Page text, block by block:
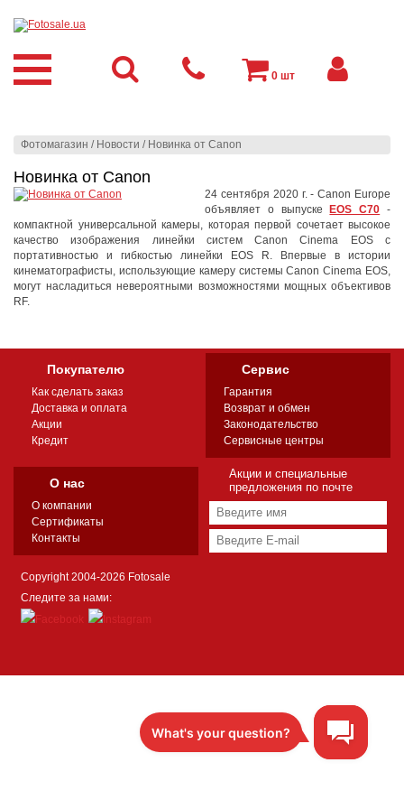
Фотомагазин / Новости / Новинка от Canon
Новинка от Canon
24 сентября 2020 г. - Canon Europe
объявляет о выпуске
EOS C70 -
компактной универсальной камеры, которая первой сочетает высокое
качество изображения линейки систем Canon Cinema EOS с
портативностью и гибкостью линейки EOS R. Впервые в истории
кинематографисты, использующие камеру системы Canon Cinema EOS,
могут насладиться невероятными возможностями мощных объективов
RF.
0 шт
Покупателю
Как сделать заказ
Доставка и оплата
Акции
Кредит
Сервис
Гарантия
Возврат и обмен
Законодательство
Сервисные центры
О нас
О компании
Сертификаты
Контакты
Акции и специальные
предложения по почте
Copyright 2004-2026 Fotosale
Следите за нами: